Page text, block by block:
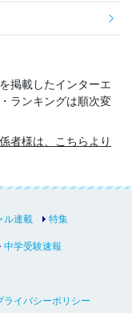
掲載したインターエ
ランキングは順次変
者様は、こちらより
ル連載 特集
中学受験速報
ライバシーポリシー